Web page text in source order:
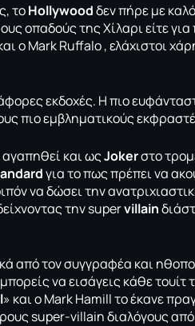
τοHollywoodδεν πήρε με
οπαδούς της Χίλαρι είτε
ο Mark Ruffalo , ελάχιστοι
εκδοχές. Η πιο
πιο εμβληματικούς
αγαπηθεί και ωςJokerστο
για το πως πρέπει να
να δώσει την
την supervillain
από τον συγγραφέα και
να εισάγεις κάθε τουίτ
» και ο Mark Hamill το έκανε
super-villain διαλόγους